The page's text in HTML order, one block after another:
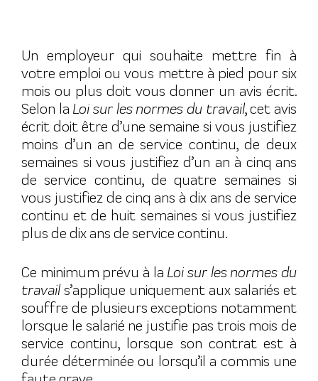
Un employeur qui souhaite mettre fin à
votre emploi ou vous mettre à pied pour six
mois ou plus doit vous donner un avis écrit.
Selon la Loi sur les normes du travail, cet avis
écrit doit être d’une semaine si vous justifiez
moins d’un an de service continu, de deux
semaines si vous justifiez d’un an à cinq ans
de service continu, de quatre semaines si
vous justifiez de cinq ans à dix ans de service
continu et de huit semaines si vous justifiez
plus de dix ans de service continu.
Ce minimum prévu à la Loi sur les normes du
travail s’applique uniquement aux salariés et
souffre de plusieurs exceptions notamment
lorsque le salarié ne justifie pas trois mois de
service continu, lorsque son contrat est à
durée déterminée ou lorsqu’il a commis une